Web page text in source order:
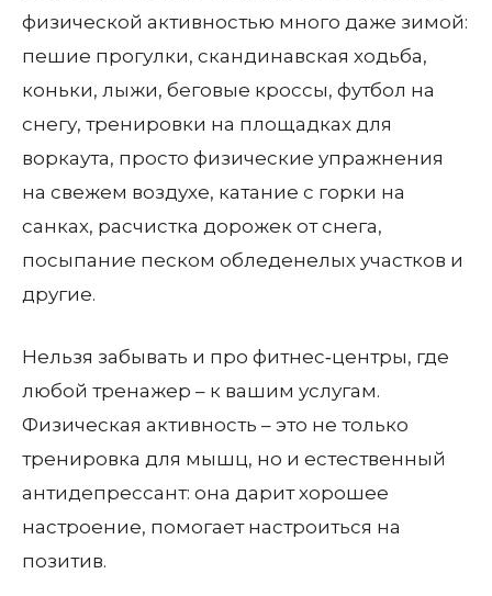
физической активностью много даже зимой:
пешие прогулки, скандинавская ходьба,
коньки, лыжи, беговые кроссы, футбол на
снегу, тренировки на площадках для
воркаута, просто физические упражнения
на свежем воздухе, катание с горки на
санках, расчистка дорожек от снега,
посыпание песком обледенелых участков и
другие.
Нельзя забывать и про фитнес‑центры, где
любой тренажер – к вашим услугам.
Физическая активность – это не только
тренировка для мышц, но и естественный
антидепрессант: она дарит хорошее
настроение, помогает настроиться на
позитив.